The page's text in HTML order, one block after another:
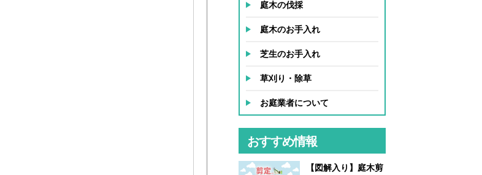
庭木の伐採
庭木のお手入れ
芝生のお手入れ
草刈り・除草
お庭業者について
おすすめ情報
【図解入り】庭木剪